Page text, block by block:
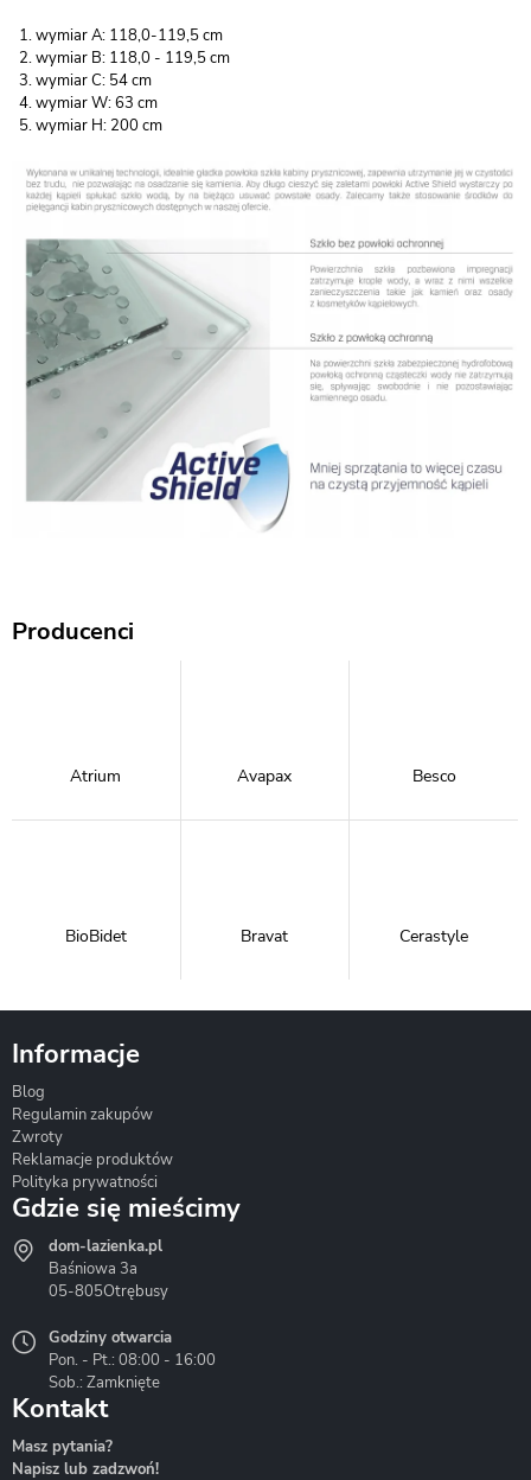
wymiar A: 118,0-119,5 cm
wymiar B: 118,0 - 119,5 cm
wymiar C: 54 cm
wymiar W: 63 cm
wymiar H: 200 cm
Producenci
Atrium Avapax Besco
BioBidet Bravat Cerastyle
Hydrostop
Liveno
Informacje
Blog
Regulamin zakupów
Zwroty
Reklamacje produktów
Polityka prywatności
Gdzie się mieścimy
dom-lazienka.pl
Baśniowa 3a
05-805Otrębusy
Godziny otwarcia
Pon. - Pt.: 08:00 - 16:00
Sob.: Zamknięte
Kontakt
Masz pytania?
Napisz lub zadzwoń!